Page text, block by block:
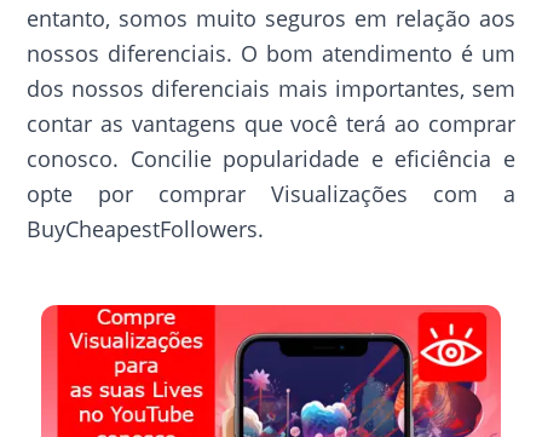
entanto, somos muito seguros em relação aos
nossos diferenciais. O bom atendimento é um
dos nossos diferenciais mais importantes, sem
contar as vantagens que você terá ao comprar
conosco. Concilie popularidade e eficiência e
opte por comprar Visualizações com a
BuyCheapestFollowers.